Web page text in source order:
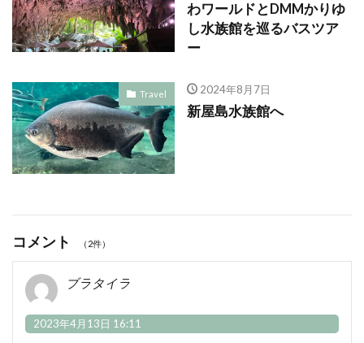
わワールドとDMMかりゆ
し水族館を巡るバスツア
ー
Travel 2024年8月7日
新屋島水族館へ
コメント （2件）
ブラタイラ
2023年4月13日 16:11